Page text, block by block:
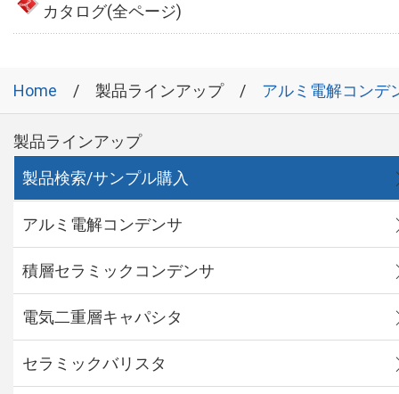
カタログ(全ページ)
Home 製品ラインアップ アルミ電解コンデ
製品ラインアップ
製品検索/サンプル購入
アルミ電解コンデンサ
積層セラミックコンデンサ
電気二重層キャパシタ
セラミックバリスタ